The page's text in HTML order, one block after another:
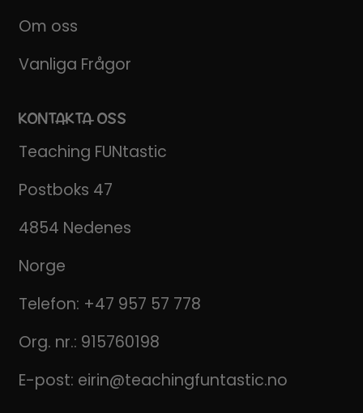
Om oss
Vanliga Frågor
KONTAKTA OSS
Teaching FUNtastic
Postboks 47
4854 Nedenes
Norge
Telefon: +47 957 57 778
Org. nr.: 915760198
E-post: eirin@teachingfuntastic.no